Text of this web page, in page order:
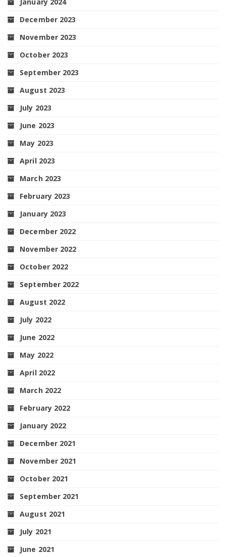
December 2023
November 2023
October 2023
September 2023
August 2023
July 2023
June 2023
May 2023
April 2023
March 2023
February 2023
January 2023
December 2022
November 2022
October 2022
September 2022
August 2022
July 2022
June 2022
May 2022
April 2022
March 2022
February 2022
January 2022
December 2021
November 2021
October 2021
September 2021
August 2021
July 2021
June 2021